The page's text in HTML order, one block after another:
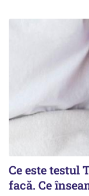
Ce este testul
facă. Ce